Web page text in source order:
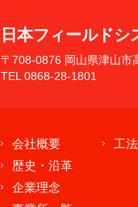
日本フィールドシ
〒708-0876 岡山県津山市
TEL 0868-28-1801
会社概要
歴史・沿革
企業理念
工